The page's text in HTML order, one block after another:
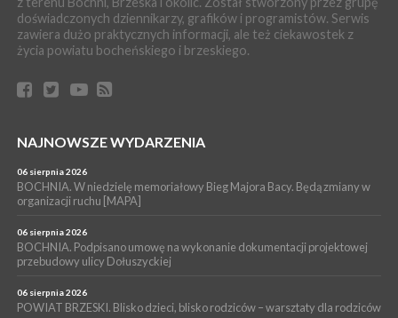
Z BOCHNI NA JASNĄ GÓRĘ. Pierwszy dzień wędrówki
[ZDJĘCIA]
WYDARZENIA
BRZESKO. Śledczy wyjaśniają, jak doszło do śmierci 32-letniego
mężczyzny
04 sierpnia 2026
muzyki [PROGRAM KONCERTÓW]
SPORT
BOCHNIA. W niedzielę XXXII Memoriałowy Bieg Majora Bacy!
doświadczonych dziennikarzy, grafików i programistów. Serwis
zawiera dużo praktycznych informacji, ale też ciekawostek z
życia powiatu bocheńskiego i brzeskiego.
NAJNOWSZE WYDARZENIA
06 sierpnia 2026
BOCHNIA. W niedzielę memoriałowy Bieg Majora Bacy. Będą zmiany w
organizacji ruchu [MAPA]
06 sierpnia 2026
BOCHNIA. Podpisano umowę na wykonanie dokumentacji projektowej
przebudowy ulicy Dołuszyckiej
06 sierpnia 2026
POWIAT BRZESKI. Blisko dzieci, blisko rodziców – warsztaty dla rodziców